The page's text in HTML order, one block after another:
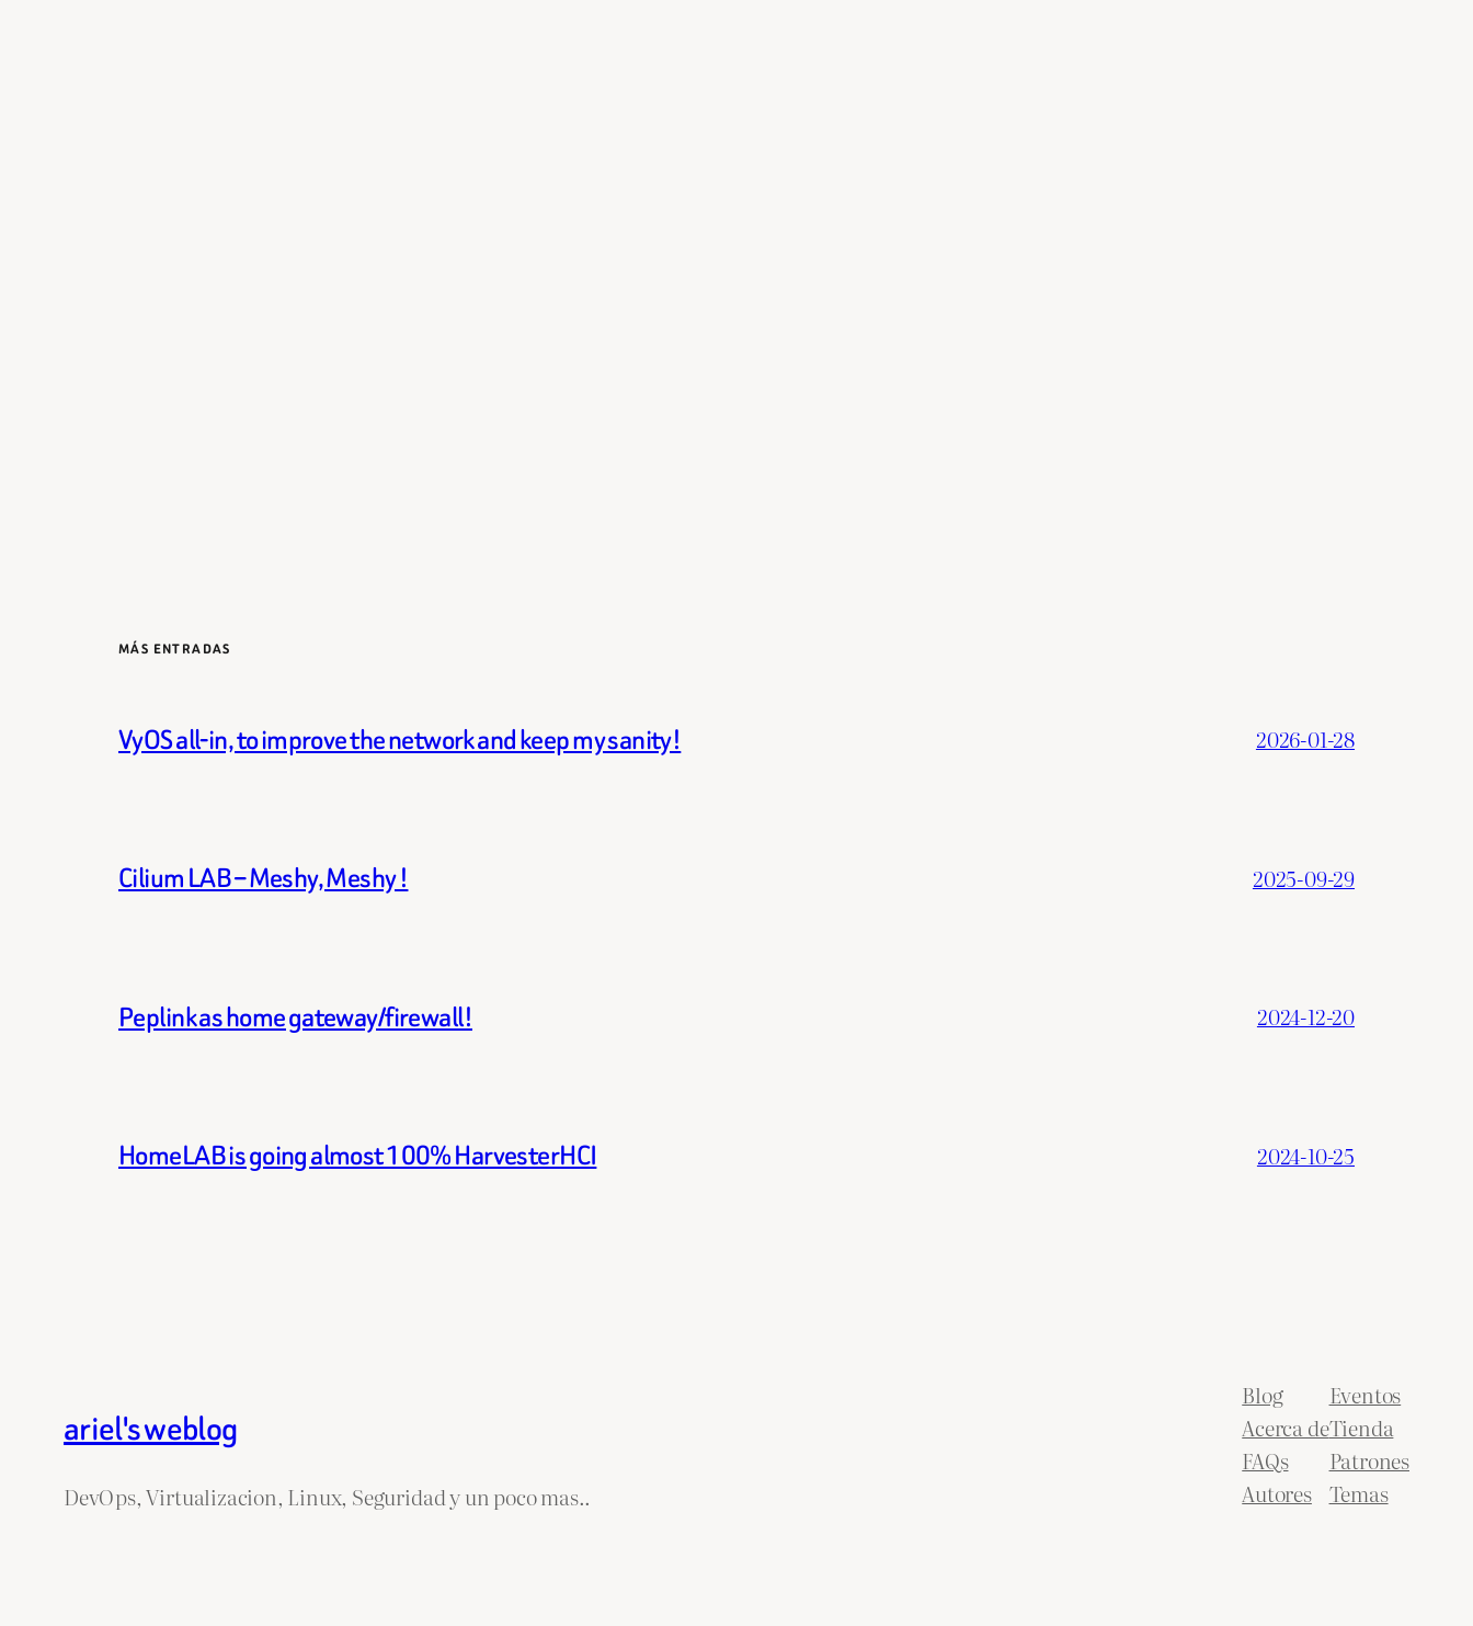
MÁS ENTRADAS
VyOS all-in, to improve the network and keep my sanity! 2026-01-28
Cilium LAB – Meshy, Meshy ! 2025-09-29
Peplink as home gateway/firewall! 2024-12-20
HomeLAB is going almost 100% HarvesterHCI 2024-10-25
ariel's weblog
DevOps, Virtualizacion, Linux, Seguridad y un poco mas..
Blog
Acerca de
FAQs
Autores
Eventos
Tienda
Patrones
Temas